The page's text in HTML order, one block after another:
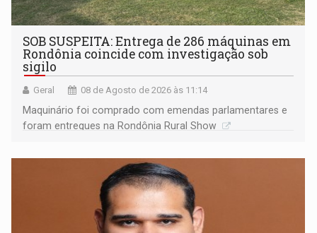
SOB SUSPEITA: Entrega de 286 máquinas em
Rondônia coincide com investigação sob
sigilo
Geral 08 de Agosto de 2026 às 11:14
Maquinário foi comprado com emendas parlamentares e
foram entregues na Rondônia Rural Show